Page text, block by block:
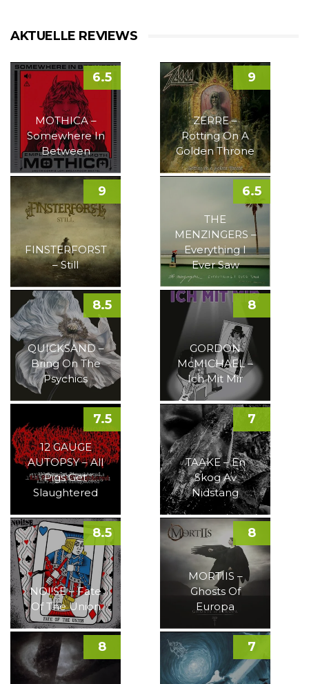
AKTUELLE REVIEWS
MOTHICA –
Somewhere In
Between
6.5
ZERRE –
Rotting On A
Golden Throne
9
FINSTERFORST
– Still
9
THE
MENZINGERS –
Everything I
Ever Saw
6.5
QUICKSAND –
Bring On The
Psychics
8.5
GORDON
McMICHAEL –
Ich Mit Mir
8
12 GAUGE
AUTOPSY – All
Pigs Get
Slaughtered
7.5
TAAKE – En
Skog Av
Nidstang
7
NOI!SE – Fate
Of The Union
8.5
MORTIIS –
Ghosts Of
Europa
8
8 7